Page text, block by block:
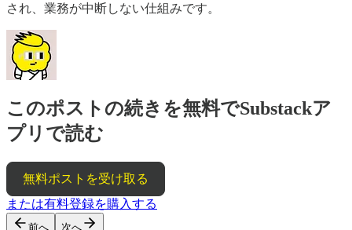
され、業務が中断しない仕組みです。
このポストの続きを無料でSubstackア
プリで読む
無料ポストを受け取る
または有料登録を購入する
前へ 次へ